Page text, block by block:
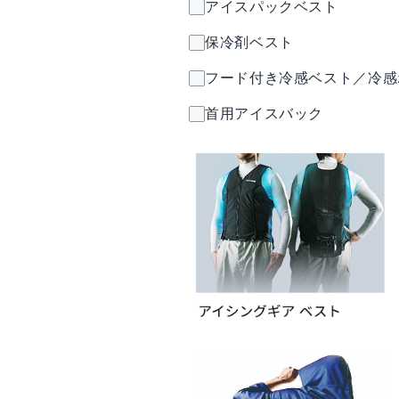
アイスパックベスト
保冷剤ベスト
フード付き冷感ベスト／冷
首用アイスバック